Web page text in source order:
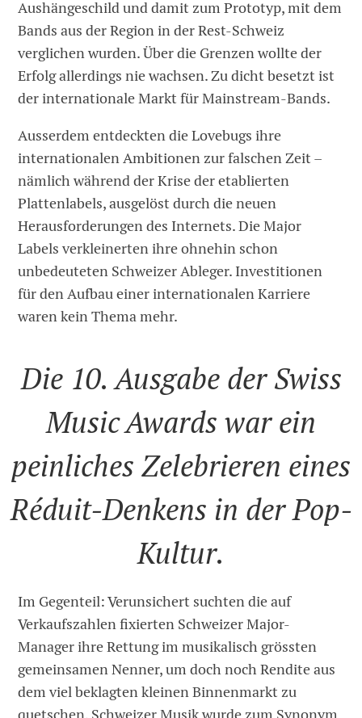
Aushängeschild und damit zum Prototyp, mit dem
Bands aus der Region in der Rest-Schweiz
verglichen wurden. Über die Grenzen wollte der
Erfolg allerdings nie wachsen. Zu dicht besetzt ist
der internationale Markt für Mainstream-Bands.
Ausserdem entdeckten die Lovebugs ihre
internationalen Ambitionen zur falschen Zeit –
nämlich während der Krise der etablierten
Plattenlabels, ausgelöst durch die neuen
Herausforderungen des Internets. Die Major
Labels verkleinerten ihre ohnehin schon
unbedeuteten Schweizer Ableger. Investitionen
für den Aufbau einer internationalen Karriere
waren kein Thema mehr.
Die 10. Ausgabe der Swiss
Music Awards war ein
peinliches Zelebrieren eines
Réduit-Denkens in der Pop-
Kultur.
Im Gegenteil: Verunsichert suchten die auf
Verkaufszahlen fixierten Schweizer Major-
Manager ihre Rettung im musikalisch grössten
gemeinsamen Nenner, um doch noch Rendite aus
dem viel beklagten kleinen Binnenmarkt zu
quetschen. Schweizer Musik wurde zum Synonym